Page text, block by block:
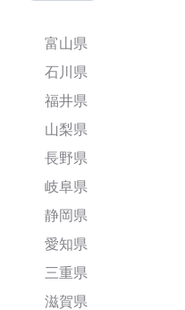
富山県
石川県
福井県
山梨県
長野県
岐阜県
静岡県
愛知県
三重県
滋賀県